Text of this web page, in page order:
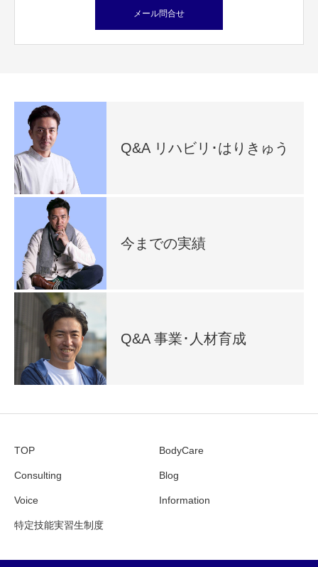
メール問合せ
Q&A リハビリ･はりきゅう
今までの実績
Q&A 事業･人材育成
TOP BodyCare
Consulting Blog
Voice Information
特定技能実習生制度